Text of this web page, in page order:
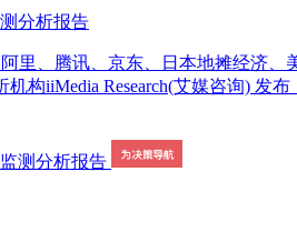
分析报告
里、腾讯、京东、日本地摊经济
构iiMedia Research(艾媒咨询)